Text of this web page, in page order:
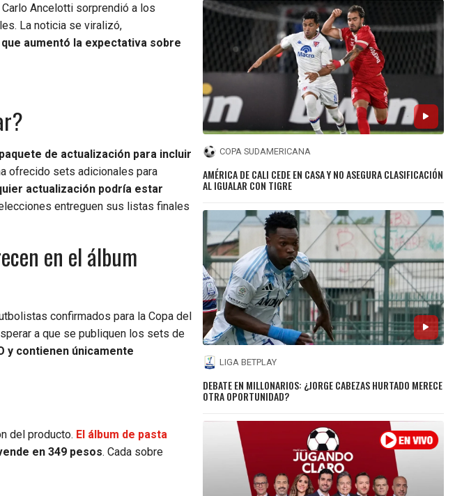
Ancelotti sorprendió a los
La noticia se viralizó,
aumentó la expectativa sobre
de actualización para incluir
ofrecido sets adicionales para
actualización podría estar
entreguen sus listas finales
en el álbum
confirmados para la Copa del
a que se publiquen los sets de
y contienen únicamente
del producto. El álbum de pasta
en 349 pesos. Cada sobre
COPA SUDAMERICANA
AMÉRICA DE CALI CEDE EN CASA Y NO ASEGURA CLASIFICACIÓN
AL IGUALAR CON TIGRE
LIGA BETPLAY
DEBATE EN MILLONARIOS: ¿JORGE CABEZAS HURTADO MERECE
OTRA OPORTUNIDAD?